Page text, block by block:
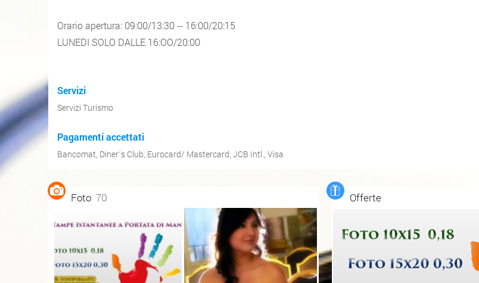
Orario apertura: 09:00/13:30 -- 16:00/20:15
LUNEDI SOLO DALLE 16:OO/20:00
Servizi
Servizi Turismo
Pagamenti accettati
Bancomat Diner´s Club Eurocard/ Mastercard JCB Intl. Visa
Foto 70 Offerte